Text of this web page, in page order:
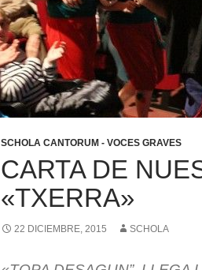
SCHOLA CANTORUM - VOCES GRAVES
CARTA DE
«TXERRA»
22 DICIEMBRE, 2015 SCHOLA